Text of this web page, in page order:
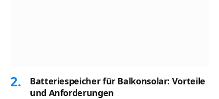
Batteriespeicher für Balkonsolar: Vorteile
und Anforderungen